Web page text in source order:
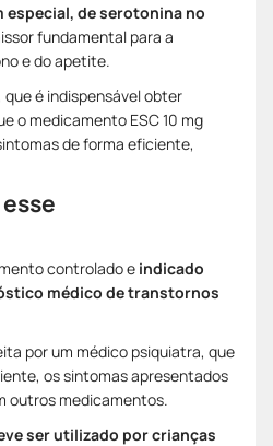
de serotonina no
fundamental para a
e do apetite.
é indispensável obter
o medicamento ESC 10 mg
de forma eficiente,
controlado e indicado
médico de transtornos
por um médico psiquiatra, que
os sintomas apresentados
outros medicamentos.
ser utilizado por crianças